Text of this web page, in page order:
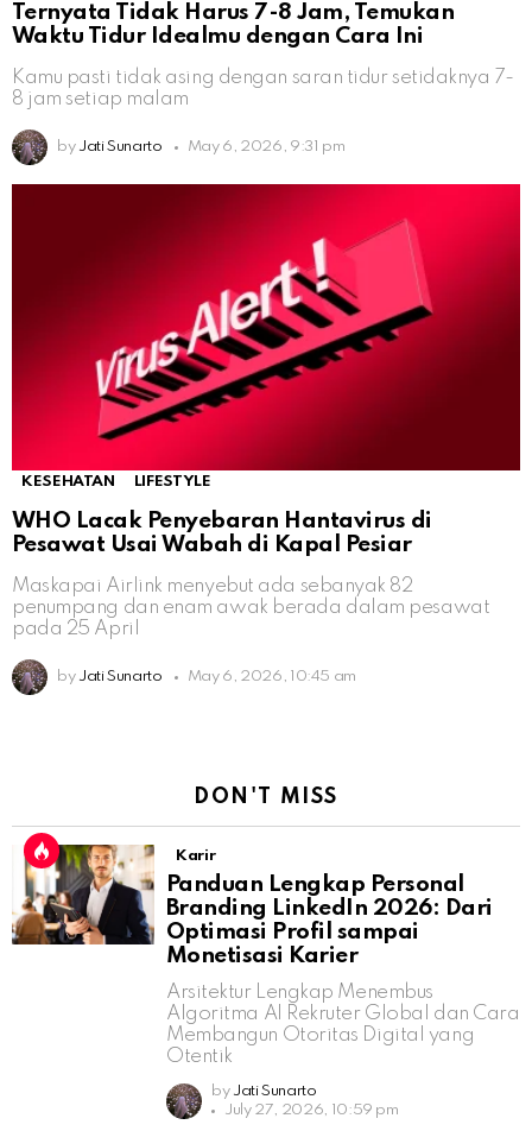
Ternyata Tidak Harus 7-8 Jam, Temukan
Waktu Tidur Idealmu dengan Cara Ini
Kamu pasti tidak asing dengan saran tidur setidaknya 7-
8 jam setiap malam
by Jati Sunarto May 6, 2026, 9:31 pm
KESEHATAN LIFESTYLE
WHO Lacak Penyebaran Hantavirus di
Pesawat Usai Wabah di Kapal Pesiar
Maskapai Airlink menyebut ada sebanyak 82
penumpang dan enam awak berada dalam pesawat
pada 25 April
by Jati Sunarto May 6, 2026, 10:45 am
DON'T MISS
Karir
Panduan Lengkap Personal
Branding LinkedIn 2026: Dari
Optimasi Profil sampai
Monetisasi Karier
Arsitektur Lengkap Menembus
Algoritma AI Rekruter Global dan Cara
Membangun Otoritas Digital yang
Otentik
by Jati Sunarto
July 27, 2026, 10:59 pm